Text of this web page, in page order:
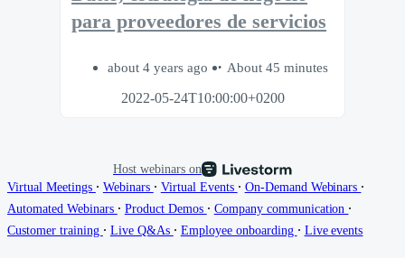
para proveedores de servicios
about 4 years ago
About 45 minutes
2022-05-24T10:00:00+0200
Host webinars on
Virtual Meetings ∙ Webinars ∙ Virtual Events ∙ On-Demand Webinars ∙
Automated Webinars ∙ Product Demos ∙ Company communication ∙
Customer training ∙ Live Q&As ∙ Employee onboarding ∙ Live events